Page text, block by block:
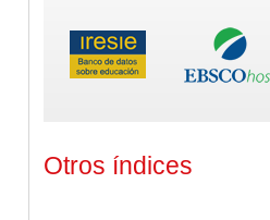
Otros índices